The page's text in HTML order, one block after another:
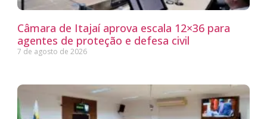
Câmara de Itajaí aprova escala 12×36 para
agentes de proteção e defesa civil
7 de agosto de 2026